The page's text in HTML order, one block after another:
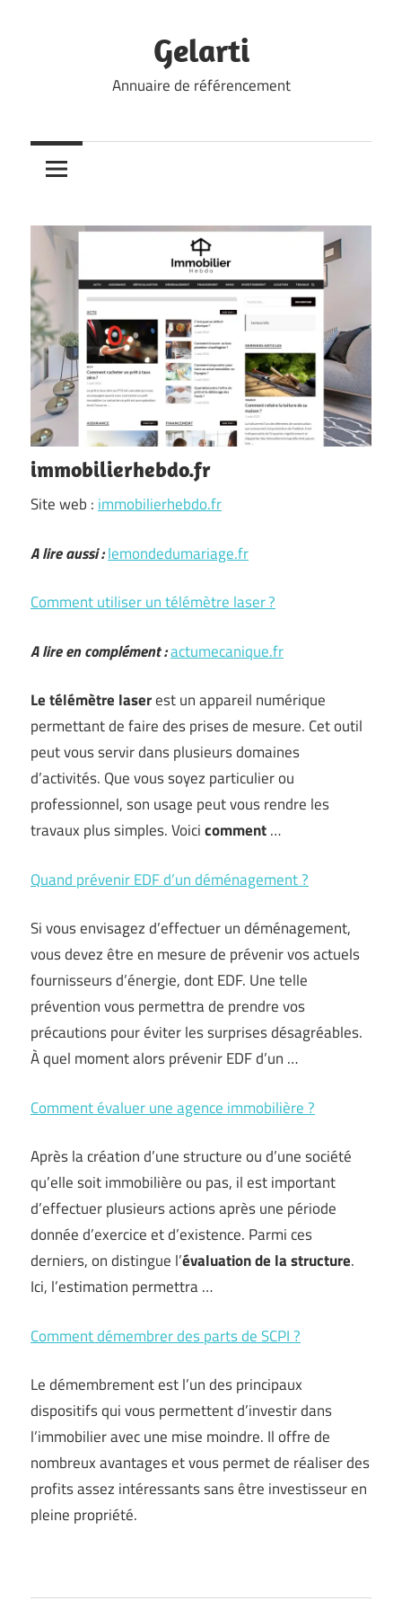
Gelarti
Annuaire de référencement
immobilierhebdo.fr
Site web : immobilierhebdo.fr
A lire aussi :lemondedumariage.fr
Comment utiliser un télémètre laser ?
A lire en complément :actumecanique.fr
Le télémètre laserest un appareil numérique
permettant de faire des prises de mesure. Cet outil
peut vous servir dans plusieurs domaines
d’activités. Que vous soyez particulier ou
professionnel, son usage peut vous rendre les
travaux plus simples. Voicicomment…
Quand prévenir EDF d’un déménagement ?
Si vous envisagez d’effectuer un déménagement,
vous devez être en mesure de prévenir vos actuels
fournisseurs d’énergie, dont EDF. Une telle
prévention vous permettra de prendre vos
précautions pour éviter les surprises désagréables.
À quel moment alors prévenir EDF d’un …
Comment évaluer une agence immobilière ?
Après la création d’une structure ou d’une société
qu’elle soit immobilière ou pas, il est important
d’effectuer plusieurs actions après une période
donnée d’exercice et d’existence. Parmi ces
derniers, on distingue l’évaluation de la structure.
Ici, l’estimation permettra …
Comment démembrer des parts de SCPI ?
Le démembrement est l’un des principaux
dispositifs qui vous permettent d’investir dans
l’immobilier avec une mise moindre. Il offre de
nombreux avantages et vous permet de réaliser des
profits assez intéressants sans être investisseur en
pleine propriété.